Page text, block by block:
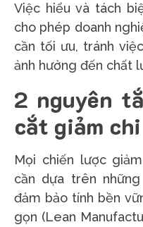
Việc hiểu và tách
cho phép doanh
cần tối ưu, tránh
ảnh hưởng đến chất
2 nguyên
cắt giảm
Mọi chiến lược
cần dựa trên
đảm bảo tính bền
gọn (Lean